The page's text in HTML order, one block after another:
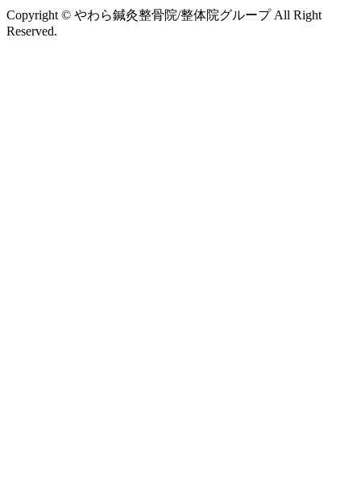
Copyright © やわら鍼灸整骨院/整体院グループ All Right
Reserved.